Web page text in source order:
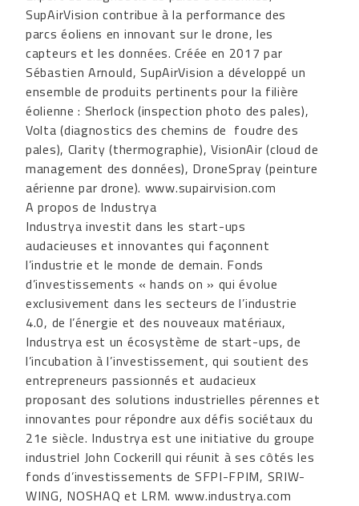
SupAirVision contribue à la performance des
parcs éoliens en innovant sur le drone, les
capteurs et les données. Créée en 2017 par
Sébastien Arnould, SupAirVision a développé un
ensemble de produits pertinents pour la filière
éolienne : Sherlock (inspection photo des pales),
Volta (diagnostics des chemins de foudre des
pales), Clarity (thermographie), VisionAir (cloud de
management des données), DroneSpray (peinture
aérienne par drone). www.supairvision.com
A propos de Industrya
Industrya investit dans les start-ups
audacieuses et innovantes qui façonnent
l’industrie et le monde de demain. Fonds
d’investissements « hands on » qui évolue
exclusivement dans les secteurs de l’industrie
4.0, de l’énergie et des nouveaux matériaux,
Industrya est un écosystème de start-ups, de
l’incubation à l’investissement, qui soutient des
entrepreneurs passionnés et audacieux
proposant des solutions industrielles pérennes et
innovantes pour répondre aux défis sociétaux du
21e siècle. Industrya est une initiative du groupe
industriel John Cockerill qui réunit à ses côtés les
fonds d’investissements de SFPI-FPIM, SRIW-
WING, NOSHAQ et LRM. www.industrya.com